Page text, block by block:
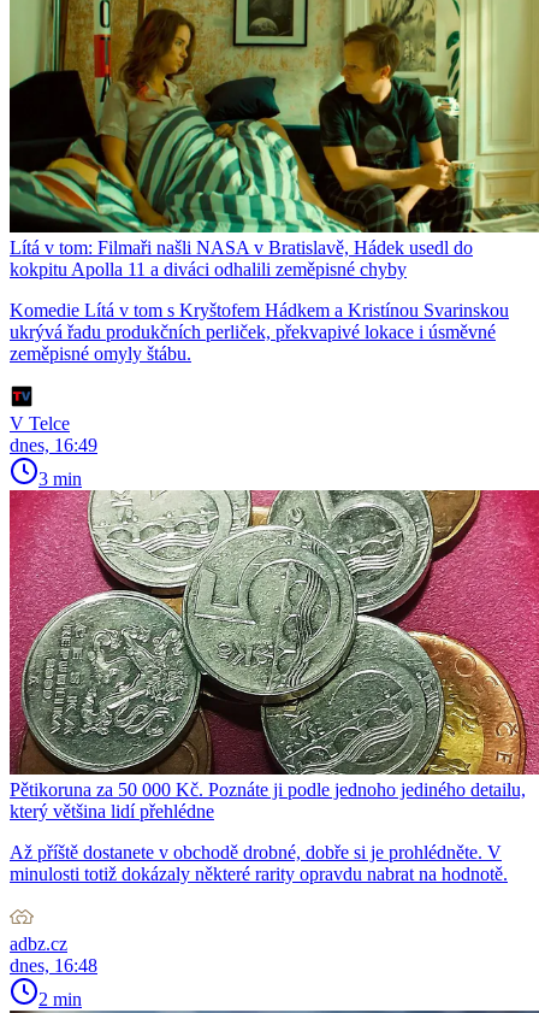
Lítá v tom: Filmaři našli NASA v Bratislavě, Hádek usedl do
kokpitu Apolla 11 a diváci odhalili zeměpisné chyby
Komedie Lítá v tom s Kryštofem Hádkem a Kristínou Svarinskou
ukrývá řadu produkčních perliček, překvapivé lokace i úsměvné
zeměpisné omyly štábu.
V Telce
dnes, 16:49
3 min
Pětikoruna za 50 000 Kč. Poznáte ji podle jednoho jediného detailu,
který většina lidí přehlédne
Až příště dostanete v obchodě drobné, dobře si je prohlédněte. V
minulosti totiž dokázaly některé rarity opravdu nabrat na hodnotě.
adbz.cz
dnes, 16:48
2 min